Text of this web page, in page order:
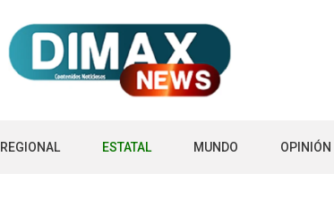
REGIONAL ESTATAL MUNDO OPINIÓN